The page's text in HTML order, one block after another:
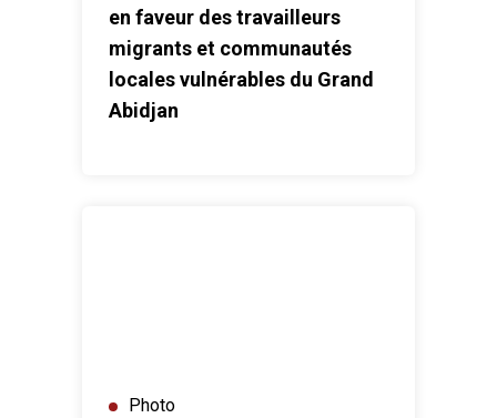
en faveur des travailleurs
migrants et communautés
locales vulnérables du Grand
Abidjan
Photo